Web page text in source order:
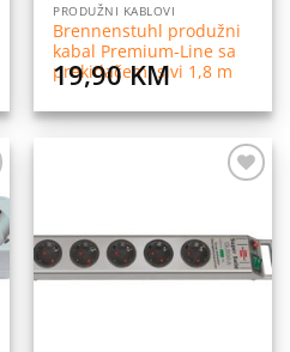
PRODUŽNI KABLOVI
Brennenstuhl produžni
kabal Premium-Line sa
prekidačem, sivi 1,8 m
19,90KM
listu
želja